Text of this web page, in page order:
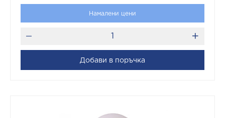
Намалени цени
Добави в поръчка